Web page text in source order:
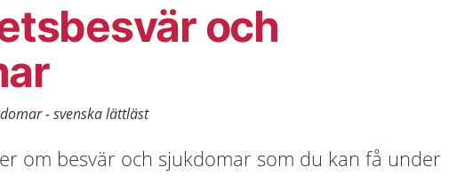
och
- svenska lättläst
om besvär och sjukdomar som du kan få under